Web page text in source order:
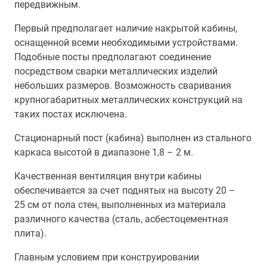
передвижным.
Первый предполагает наличие накрытой кабины,
оснащенной всеми необходимыми устройствами.
Подобные посты предполагают соединение
посредством сварки металлических изделий
небольших размеров. Возможность сваривания
крупногабаритных металлических конструкций на
таких постах исключена.
Стационарный пост (кабина) выполнен из стального
каркаса высотой в диапазоне 1,8 – 2 м.
Качественная вентиляция внутри кабины
обеспечивается за счет поднятых на высоту 20 –
25 см от пола стен, выполненных из материала
различного качества (сталь, асбестоцементная
плита).
Главным условием при конструировании